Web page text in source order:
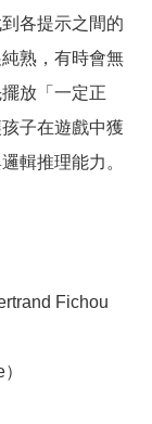
各提示之間的
熟，有時會無
放「一定正
子在遊戲中獲
輯推理能力。
Fichou